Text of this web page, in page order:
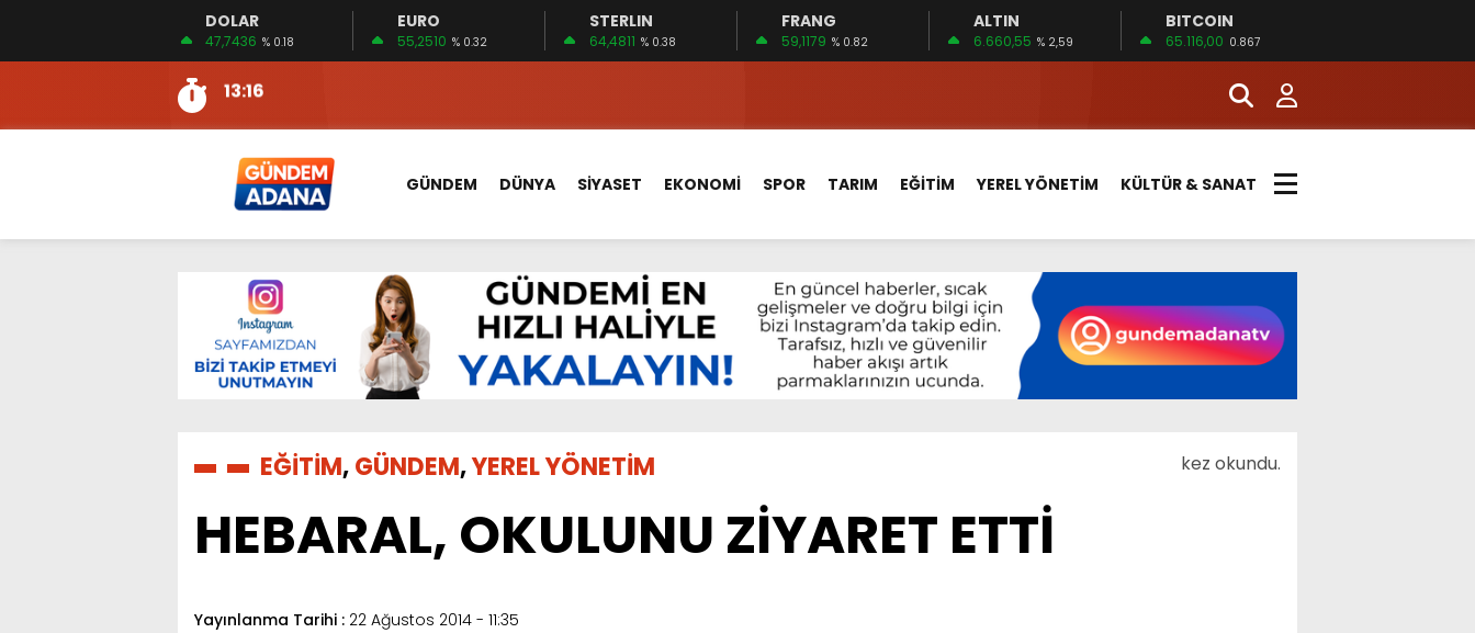
DOLAR
47,7436 % 0.18
EURO
55,2510 % 0.32
STERLIN
64,4811 % 0.38
FRANG
59,1179 % 0.82
ALTIN
6.660,55 % 2,59
BITCOIN
65.116,00 0.867
13:10
İKİNCİ 500’DE ADANA’DAN 15 FİRMA
13:16
2:08
16:00
AKILLI MERCEK HERKES İÇİN UYGUN MU?
10:06
ADANA’DAKİ CİNAYETLER MECLİSTE KONUŞULDU
13:54
NACAR: ESNAFIN SAĞLIK HİZMETLERİNİ KONUŞTUK
13:19
NACAR, DAHA İYİ SAĞLIK HİZMETLERİ İÇİN SAHADA
SULAMA KANALLARINDAKİ BOĞULMALARI ÖNLEMEK İÇİN GÖRÜŞTÜLER…
14:24
HERKES İÇİN ERİŞİLEBİLİR BEYİN SAĞLIĞI!
14:22
EMEKLİLER EN DÜŞÜK EMEKLİ AYLIĞININ 40 BİN LİRA OLMASINI İSTİYOR!
13:10
İKİNCİ 500’DE ADANA’DAN 15 FİRMA
GÜNDEM DÜNYA SİYASET EKONOMİ SPOR TARIM EĞİTİM YEREL YÖNETİM KÜLTÜR & SANAT
EĞİTİM,GÜNDEM,YEREL YÖNETİM kez okundu.
HEBARAL, OKULUNU ZİYARET ETTİ
Yayınlanma Tarihi : 22 Ağustos 2014 - 11:35